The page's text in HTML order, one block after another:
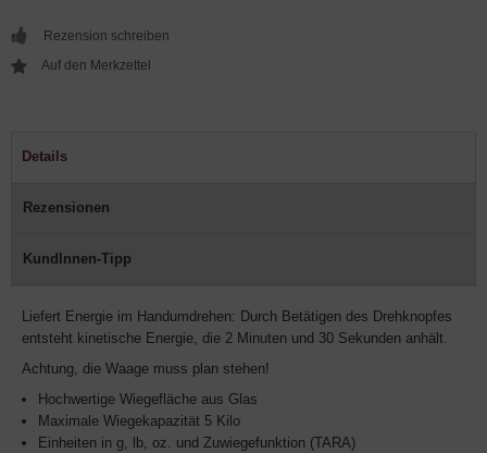
Rezension schreiben
Details
Rezensionen
KundInnen-Tipp
Liefert Energie im Handumdrehen: Durch Betätigen des Drehknopfes
entsteht kinetische Energie, die 2 Minuten und 30 Sekunden anhält.
Achtung, die Waage muss plan stehen!
Hochwertige Wiegefläche aus Glas
Maximale Wiegekapazität 5 Kilo
Einheiten in g, lb, oz. und Zuwiegefunktion (TARA)